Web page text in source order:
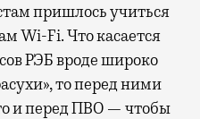
пришлось учиться
Wi-Fi. Что касается
РЭБ вроде широко
то перед ними
и перед ПВО — чтобы